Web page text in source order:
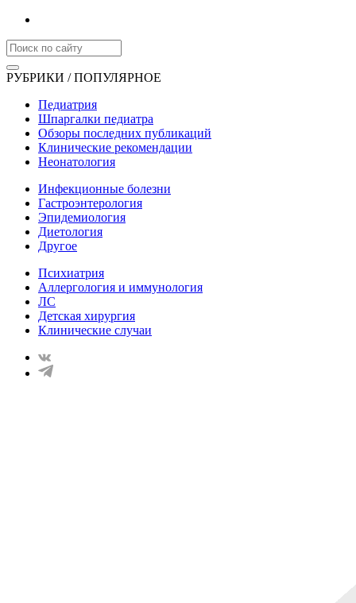
РУБРИКИ / ПОПУЛЯРНОЕ
Педиатрия
Шпаргалки педиатра
Обзоры последних публикаций
Клинические рекомендации
Неонатология
Инфекционные болезни
Гастроэнтерология
Эпидемиология
Диетология
Другое
Психиатрия
Аллергология и иммунология
ЛС
Детская хирургия
Клинические случаи